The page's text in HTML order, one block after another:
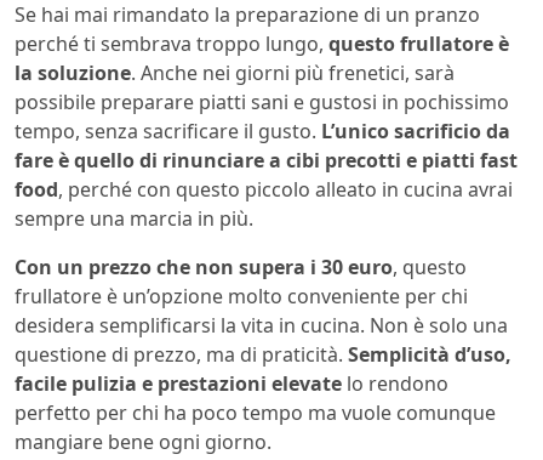
Se hai mai rimandato la preparazione di un pranzo
perché ti sembrava troppo lungo, questo frullatore è
la soluzione. Anche nei giorni più frenetici, sarà
possibile preparare piatti sani e gustosi in pochissimo
tempo, senza sacrificare il gusto. L’unico sacrificio da
fare è quello di rinunciare a cibi precotti e piatti fast
food, perché con questo piccolo alleato in cucina avrai
sempre una marcia in più.
Con un prezzo che non supera i 30 euro, questo
frullatore è un’opzione molto conveniente per chi
desidera semplificarsi la vita in cucina. Non è solo una
questione di prezzo, ma di praticità. Semplicità d’uso,
facile pulizia e prestazioni elevate lo rendono
perfetto per chi ha poco tempo ma vuole comunque
mangiare bene ogni giorno.